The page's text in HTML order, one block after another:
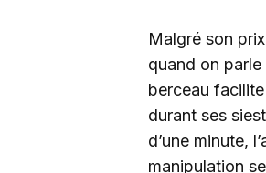
Malgré son
quand on
berceau
durant ses
d’une minute,
manipulation